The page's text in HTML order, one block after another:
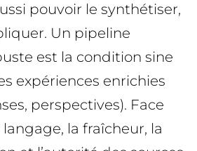
pouvoir le synthétiser,
Un pipeline
est la condition sine
expériences enrichies
perspectives). Face
la fraîcheur, la